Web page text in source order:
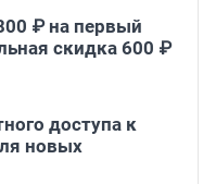
₽ на первый
скидка 600 ₽
доступа к
новых